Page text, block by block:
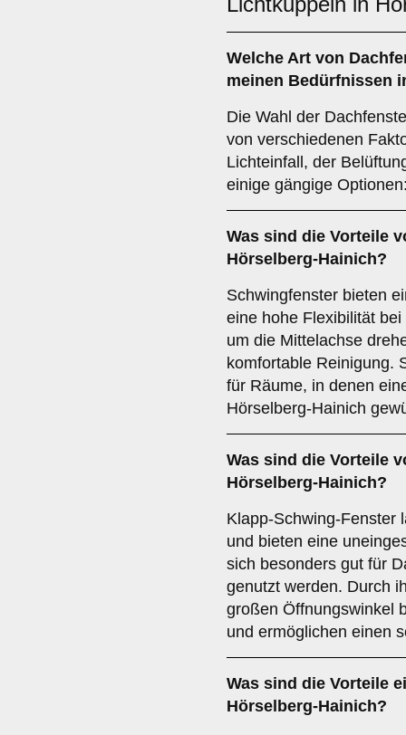
Welche Art von
meinen Bedürfnissen
Die Wahl der
von verschiedenen
Lichteinfall, der
einige gängige
Was sind die Vorteile
Hörselberg-Hainich?
Schwingfenster bieten
eine hohe Flexibilität
um die Mittelachse
komfortable Reinigung.
für Räume, in denen
Hörselberg-Hainich
Was sind die Vorteile
Hörselberg-Hainich?
Klapp-Schwing-Fenster
und bieten eine
sich besonders gut für
genutzt werden. Durch
großen Öffnungswinkel
und ermöglichen einen
Was sind die Vorteile
Hörselberg-Hainich?